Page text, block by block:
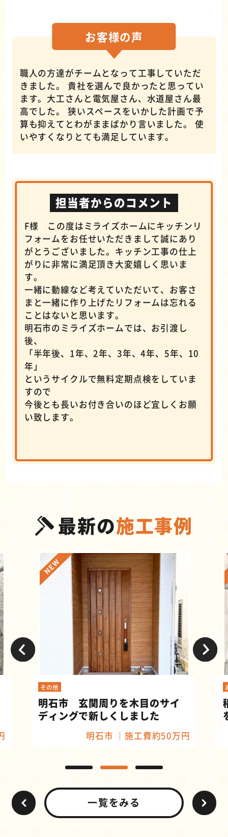
お客様の声
職人の方達がチームとなって工事していただ
きました。 貴社を選んで良かったと思ってい
ます。大工さんと電気屋さん、水道屋さん最
高でした。 狭いスペースをいかした計画で予
算も抑えてとわがままばかり言いました。 使
いやすくなりとても満足しています。
担当者からのコメント
F様 この度はミライズホームにキッチンリ
フォームをお任せいただきまして誠にあり
がとうございました。キッチン工事の仕上
がりに非常に満足頂き大変嬉しく思いま
す。
一緒に動線など考えていただいて、お客さ
まと一緒に作り上げたリフォームは忘れる
ことはないと思います。
明石市のミライズホームでは、お引渡し
後、
「半年後、1年、2年、3年、4年、5年、10
年」
というサイクルで無料定期点検をしていま
すので
今後とも長いお付き合いのほど宜しくお願
い致します。
最新の施工事例
その他
明石市 玄関周りを木目のサイ
ディングで新しくしました
明石市 施工費約50万円
一覧をみる